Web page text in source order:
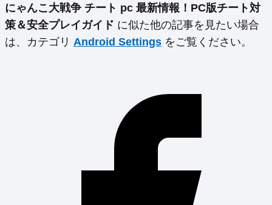
にゃんこ大戦争 チート pc 最新情報！PC版チート対
策＆安全プレイガイド に似た他の記事を見たい場合
は、カテゴリ Android Settings をご覧ください。